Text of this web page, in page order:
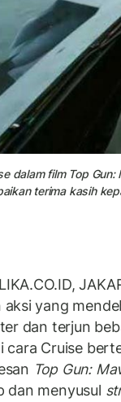
dalam film Top
terima kasih
aksi yang
dan terjun
cara Cruise
Top Gun:
dan menyusul